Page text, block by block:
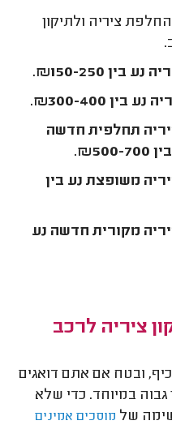
ציריה ולתיקון
נע בין ₪150-250.
נע בין ₪300-400.
תחלפית חדשה
700.
משופצת נע בין
מקורית חדשה נע
ציריה לרכב
ובטח אם אתם דואגים
במיוחד. כדי שלא
של מוסכים אמינים